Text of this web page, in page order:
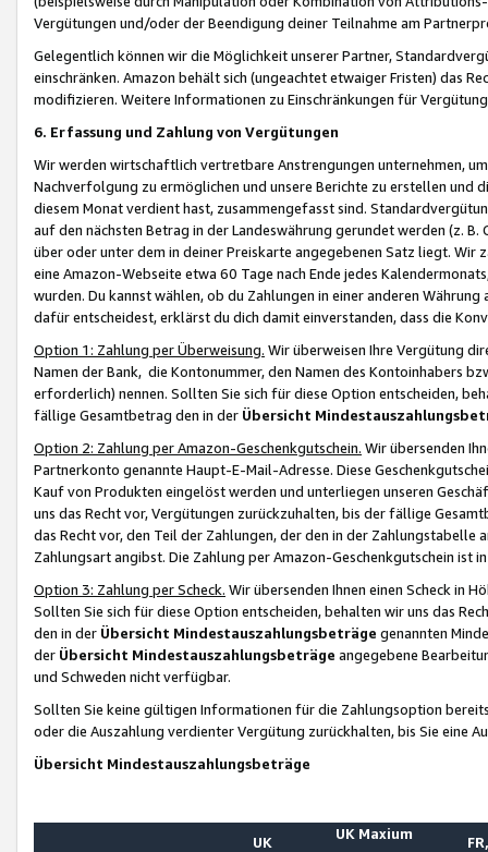
Vergütungen und/oder der Beendigung deiner Teilnahme am
Gelegentlich können wir die Möglichkeit unserer Partner,
einschränken. Amazon behält sich (ungeachtet etwaiger Fristen) das
modifizieren. Weitere Informationen zu Einschränkungen für
6. Erfassung und Zahlung von Vergütungen
Wir werden wirtschaftlich vertretbare Anstrengungen unternehmen,
Nachverfolgung zu ermöglichen und unsere Berichte zu erstellen und
diesem Monat verdient hast, zusammengefasst sind.
auf den nächsten Betrag in der Landeswährung gerundet werden (z.
über oder unter dem in deiner Preiskarte angegebenen Satz liegt.
eine Amazon-Webseite etwa 60 Tage nach Ende jedes
wurden. Du kannst wählen, ob du Zahlungen in einer anderen
dafür entscheidest, erklärst du dich damit einverstanden, dass die
Option 1: Zahlung per Überweisung. Wir überweisen Ihre Vergütung
Namen der Bank, die Kontonummer, den Namen des Kontoinhabers
erforderlich) nennen. Sollten Sie sich für diese Option entscheiden,
fällige Gesamtbetrag den in der Übersicht
Option 2: Zahlung per Amazon-Geschenkgutschein. Wir übersenden
Partnerkonto genannte Haupt-E-Mail-Adresse. Diese
Kauf von Produkten eingelöst werden und unterliegen unseren
uns das Recht vor, Vergütungen zurückzuhalten, bis der fällige
das Recht vor, den Teil der Zahlungen, der den in der
Zahlungsart angibst. Die Zahlung per Amazon-Geschenkgutschein ist
Option 3: Zahlung per Scheck. Wir übersenden Ihnen einen Scheck in
Sollten Sie sich für diese Option entscheiden, behalten wir uns das
den in der Übersicht Mindestauszahlungsbeträge genannten
der Übersicht Mindestauszahlungsbeträge angegebene
und Schweden nicht verfügbar.
Sollten Sie keine gültigen Informationen für die Zahlungsoption
oder die Auszahlung verdienter Vergütung zurückhalten, bis Sie
Übersicht Mindestauszahlungsbeträge
UK
UK Maxium